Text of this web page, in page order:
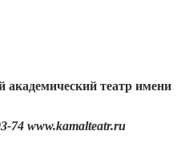
академический театр имени
www.kamalteatr.ru